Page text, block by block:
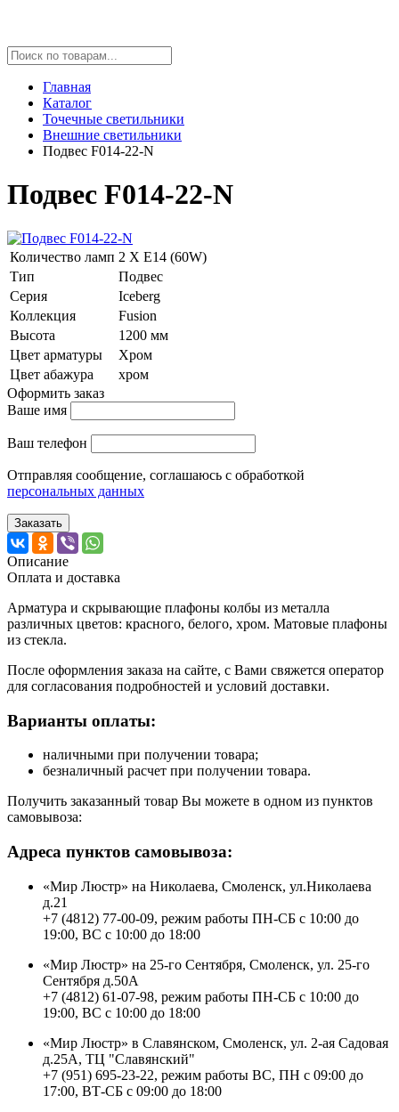
Главная
Каталог
Точечные светильники
Внешние светильники
Подвес F014-22-N
Подвес F014-22-N
Количество ламп 2 Х E14 (60W)
Тип
Подвес
Серия
Iceberg
Коллекция
Fusion
Высота
1200 мм
Цвет арматуры
Хром
Цвет абажура
хром
Оформить заказ
Ваше имя
Ваш телефон
Отправляя сообщение, соглашаюсь с обработкой
персональных данных
Заказать
Описание
Оплата и доставка
Арматура и скрывающие плафоны колбы из металла
различных цветов: красного, белого, хром. Матовые плафоны
из стекла.
После оформления заказа на сайте, с Вами свяжется оператор
для согласования подробностей и условий доставки.
Варианты оплаты:
наличными при получении товара;
безналичный расчет при получении товара.
Получить заказанный товар Вы можете в одном из пунктов
самовывоза:
Адреса пунктов самовывоза:
«Мир Люстр» на Николаева, Смоленск, ул.Николаева
д.21
+7 (4812) 77-00-09, режим работы ПН-СБ с 10:00 до
19:00, ВС с 10:00 до 18:00
«Мир Люстр» на 25-го Сентября, Смоленск, ул. 25-го
Сентября д.50А
+7 (4812) 61-07-98, режим работы ПН-СБ с 10:00 до
19:00, ВС с 10:00 до 18:00
«Мир Люстр» в Славянском, Смоленск, ул. 2-ая Садовая
д.25А, ТЦ "Славянский"
+7 (951) 695-23-22, режим работы ВС, ПН с 09:00 до
17:00, ВТ-СБ с 09:00 до 18:00